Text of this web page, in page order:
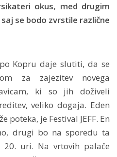
okus, med drugim
se bodo zvrstile različne
Kopru daje slutiti, da se
za zajezitev novega
ki so jih doživeli
veliko dogaja. Eden
poteka, je Festival JEFF. En
drugi bo na sporedu ta
20. uri. Na vrtovih palače